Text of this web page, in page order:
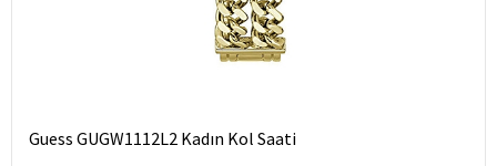
Guess GUGW1112L2 Kadın Kol Saati